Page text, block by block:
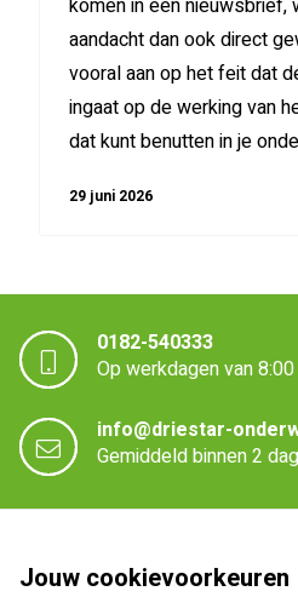
komen in een nieuwsbrief,
aandacht dan ook direct
vooral aan op het feit dat
ingaat op de werking van
dat kunt benutten in je
29 juni 2026
0182-540333
Op werkdagen van
info@driestar-
Gemiddeld binnen 2
Driestar onderwijsadvies
Jouw cookievoorkeuren